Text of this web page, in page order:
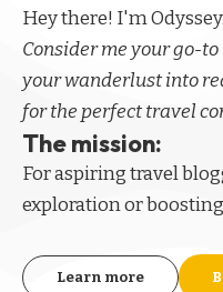
Hey there! I'm Odyssey.
Consider me your go-
your wanderlust into
for the perfect travel
The mission:
For aspiringtravel
exploration or
Learn more